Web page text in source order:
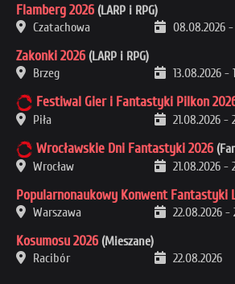
Flamberg 2026 (LARP i RPG)
Czatachowa
08.08.2026 -
Zakonki 2026 (LARP i RPG)
Brzeg
13.08.2026 -
Festiwal Gier i Fantastyki Pilkon
Piła
21.08.2026 -
Wrocławskie Dni Fantastyki 2026
Wrocław
21.08.2026 -
Popularnonaukowy Konwent Fantastyki
Warszawa
22.08.2026 -
Kosumosu 2026 (Mieszane)
Racibór
22.08.2026